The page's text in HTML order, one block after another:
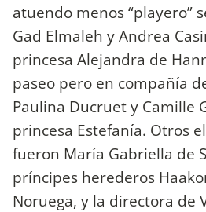
atuendo menos “playero”
Gad Elmaleh y Andrea
princesa Alejandra de
paseo pero en compañía
Paulina Ducruet y Camille
princesa Estefanía. Otros
fueron María Gabriella de
príncipes herederos
Noruega, y la directora de